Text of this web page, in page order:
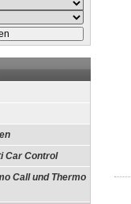
Car Control
Call und Thermo